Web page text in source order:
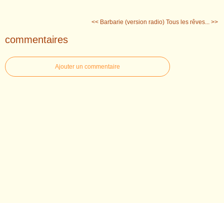
<< Barbarie (version radio) Tous les rêves... >>
commentaires
Ajouter un commentaire